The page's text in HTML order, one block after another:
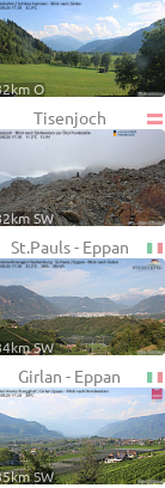
O
Tisenjoch
SW
St.Pauls - Eppan
SW
Girlan - Eppan
SW